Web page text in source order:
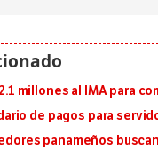
millones al IMA para
de pagos para
panameños